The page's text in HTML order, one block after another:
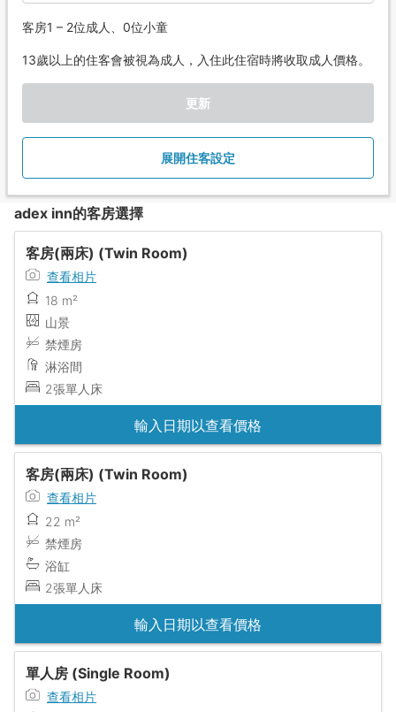
客房1 – 2位成人、0位小童
13歲以上的住客會被視為成人，入住此住宿時將收取成人價格。
更新
展開住客設定
adex inn的客房選擇
客房(兩床) (Twin Room)
查看相片
18 m²
山景
禁煙房
淋浴間
2張單人床
輸入日期以查看價格
客房(兩床) (Twin Room)
查看相片
22 m²
禁煙房
浴缸
2張單人床
輸入日期以查看價格
單人房 (Single Room)
查看相片